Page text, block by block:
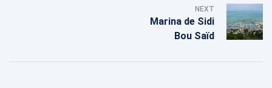
NEXT
Marina de Sidi
Bou Saïd